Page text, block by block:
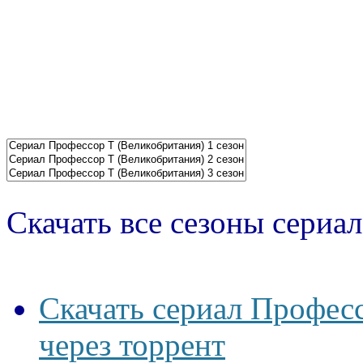
Скачать все сезоны
Скачать сериал
через торрент